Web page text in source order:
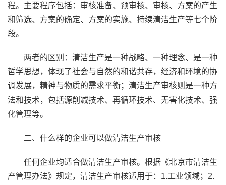
程。主要程序包括：审核准备、预审核、审核、方案的产生
和筛选、方案的确定、方案的实施、持续清洁生产等七个阶
段。
两者的区别：清洁生产是一种战略、一种理念、是一种
哲学思想，体现了社会与自然的和谐共存，经济和环境的协
调发展，精神与物质的需求平衡；清洁生产审核则是一种方
法和技术，包括源削减技术、再循环技术、无害化技术、强
化管理等。
二、什么样的企业可以做清洁生产审核
任何企业均适合做清洁生产审核。根据《北京市清洁生
产管理办法》规定，清洁生产审核适用于：1.工业领域；2.